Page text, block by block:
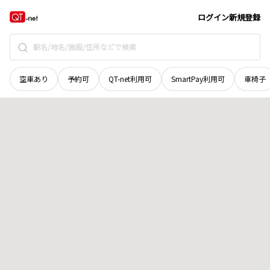
ログイン新規登録
空車あり 予約可 QT-net利用可 SmartPay利用可 車椅子
香川県